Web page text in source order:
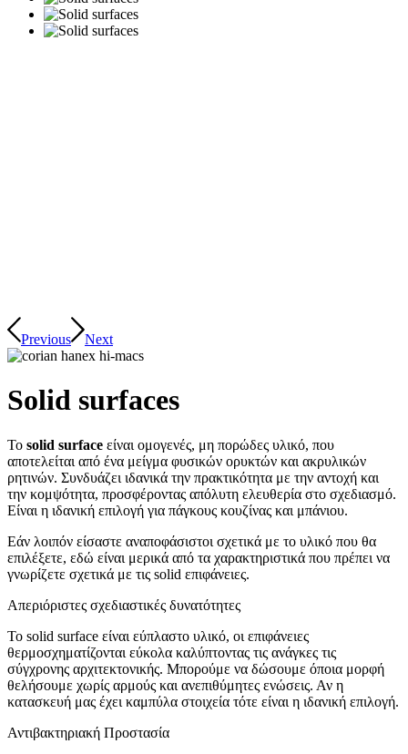
Previous Next
Solid surfaces
To solid surface είναι ομογενές, μη πορώδες υλικό, που
αποτελείται από ένα μείγμα φυσικών ορυκτών και ακρυλικών
ρητινών. Συνδυάζει ιδανικά την πρακτικότητα με την αντοχή και
την κομψότητα, προσφέροντας απόλυτη ελευθερία στο σχεδιασμό.
Είναι η ιδανική επιλογή για πάγκους κουζίνας και μπάνιου.
Εάν λοιπόν είσαστε αναποφάσιστοι σχετικά με το υλικό που θα
επιλέξετε, εδώ είναι μερικά από τα χαρακτηριστικά που πρέπει να
γνωρίζετε σχετικά με τις solid επιφάνειες.
Απεριόριστες σχεδιαστικές δυνατότητες
Το solid surface είναι εύπλαστο υλικό, οι επιφάνειες
θερμοσχηματίζονται εύκολα καλύπτοντας τις ανάγκες τις
σύγχρονης αρχιτεκτονικής. Μπορούμε να δώσουμε όποια μορφή
θελήσουμε χωρίς αρμούς και ανεπιθύμητες ενώσεις. Αν η
κατασκευή μας έχει καμπύλα στοιχεία τότε είναι η ιδανική επιλογή.
Αντιβακτηριακή Προστασία